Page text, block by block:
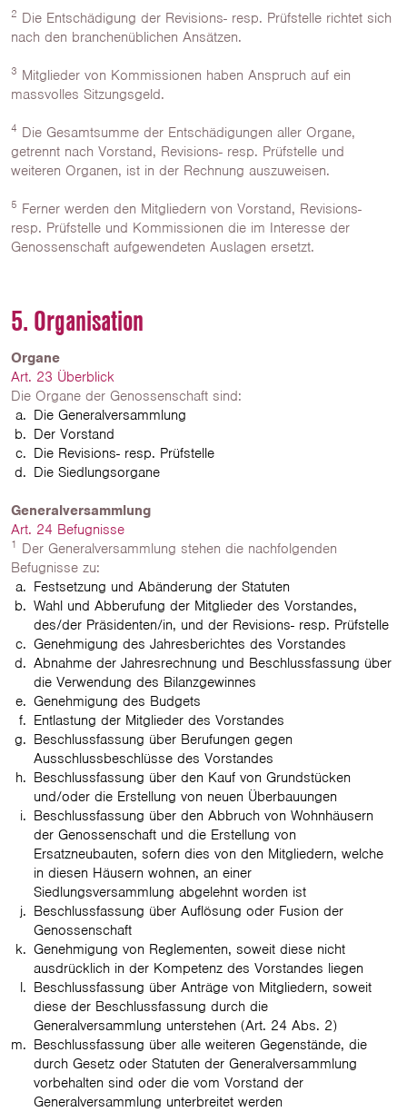
2 Die Entschädigung der Revisions- resp. Prüfstelle richtet sich
nach den branchenüblichen Ansätzen.
3 Mitglieder von Kommissionen haben Anspruch auf ein
massvolles Sitzungsgeld.
4 Die Gesamtsumme der Entschädigungen aller Organe,
getrennt nach Vorstand, Revisions- resp. Prüfstelle und
weiteren Organen, ist in der Rechnung auszuweisen.
5 Ferner werden den Mitgliedern von Vorstand, Revisions-
resp. Prüfstelle und Kommissionen die im Interesse der
Genossenschaft aufgewendeten Auslagen ersetzt.
5. Organisation
Organe
Art. 23 Überblick
Die Organe der Genossenschaft sind:
Die Generalversammlung
Der Vorstand
Die Revisions- resp. Prüfstelle
Die Siedlungsorgane
Generalversammlung
Art. 24 Befugnisse
1 Der Generalversammlung stehen die nachfolgenden
Befugnisse zu:
Festsetzung und Abänderung der Statuten
Wahl und Abberufung der Mitglieder des Vorstandes,
des/der Präsidenten/in, und der Revisions- resp. Prüfstelle
Genehmigung des Jahresberichtes des Vorstandes
Abnahme der Jahresrechnung und Beschlussfassung über
die Verwendung des Bilanzgewinnes
Genehmigung des Budgets
Entlastung der Mitglieder des Vorstandes
Beschlussfassung über Berufungen gegen
Ausschlussbeschlüsse des Vorstandes
Beschlussfassung über den Kauf von Grundstücken
und/oder die Erstellung von neuen Überbauungen
Beschlussfassung über den Abbruch von Wohnhäusern
der Genossenschaft und die Erstellung von
Ersatzneubauten, sofern dies von den Mitgliedern, welche
in diesen Häusern wohnen, an einer
Siedlungsversammlung abgelehnt worden ist
Beschlussfassung über Auflösung oder Fusion der
Genossenschaft
Genehmigung von Reglementen, soweit diese nicht
ausdrücklich in der Kompetenz des Vorstandes liegen
Beschlussfassung über Anträge von Mitgliedern, soweit
diese der Beschlussfassung durch die
Generalversammlung unterstehen (Art. 24 Abs. 2)
Beschlussfassung über alle weiteren Gegenstände, die
durch Gesetz oder Statuten der Generalversammlung
vorbehalten sind oder die vom Vorstand der
Generalversammlung unterbreitet werden